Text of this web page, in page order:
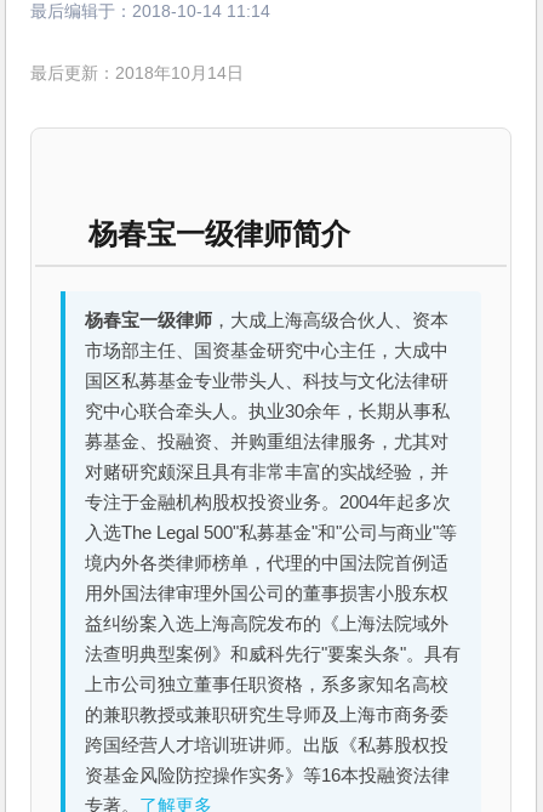
最后编辑于： 2018-10-14 11:14
最后更新：2018年10月14日
杨春宝一级律师简介
杨春宝一级律师 ，大成上海高级合伙人、资本
市场部主任、国资基金研究中心主任，大成中
国区私募基金专业带头人、科技与文化法律研
究中心联合牵头人。执业30余年，长期从事私
募基金、投融资、并购重组法律服务，尤其对
对赌研究颇深且具有非常丰富的实战经验，并
专注于金融机构股权投资业务。2004年起多次
入选The Legal 500"私募基金"和"公司与商业"等
境内外各类律师榜单，代理的中国法院首例适
用外国法律审理外国公司的董事损害小股东权
益纠纷案入选上海高院发布的《上海法院域外
法查明典型案例》和威科先行"要案头条"。具有
上市公司独立董事任职资格，系多家知名高校
的兼职教授或兼职研究生导师及上海市商务委
跨国经营人才培训班讲师。出版《私募股权投
资基金风险防控操作实务》等16本投融资法律
专著。 了解更多